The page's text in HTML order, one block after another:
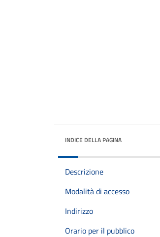
INDICE DELLA PAGINA
Descrizione
Modalità di accesso
Indirizzo
Orario per il pubblico